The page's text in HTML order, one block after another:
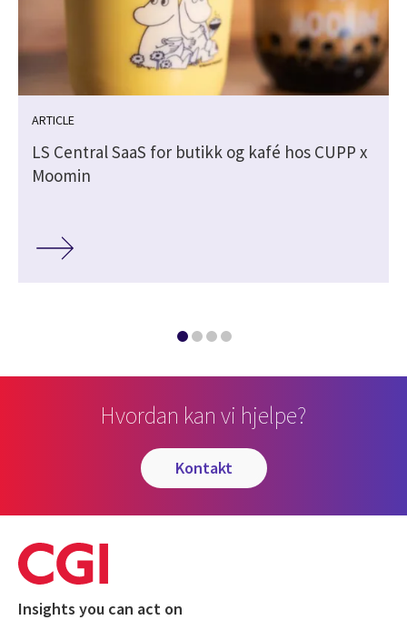
ARTICLE
LS Central SaaS for butikk og kafé hos CUPP x
Moomin
Hvordan kan vi hjelpe?
kontakt
Insights you can act on